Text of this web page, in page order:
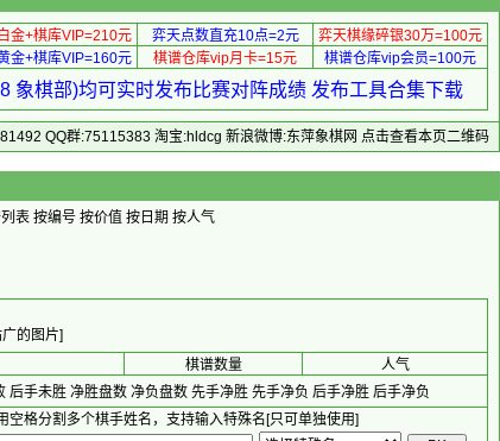
金+棋库VIP=210元 弈天点数直充10点=2元
弈天棋缘碎银30万=100元
金+棋库VIP=160元 棋谱仓库vip月卡=15元 棋谱仓库vip会员=100元
象棋部)均可实时发布比赛对阵成绩 发布工具合集下载
QQ群:75115383 淘宝:hldcg 新浪微博:东萍象棋网 点击查看本页二维码
表 按编号 按价值 按日期 按人气
的图片]
棋谱数量
人气
后手未胜 净胜盘数 净负盘数 先手净胜 先手净负 后手净胜 后手净负
格分割多个棋手姓名，支持输入特殊名[只可单独使用]